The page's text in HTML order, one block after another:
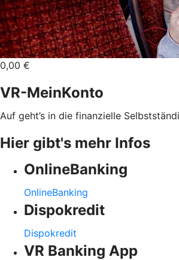
0,00 €
VR-MeinKonto
Auf geht’s in die finanzielle
Hier gibt's mehr Infos
OnlineBanking
OnlineBanking
Dispokredit
Dispokredit
VR Banking App